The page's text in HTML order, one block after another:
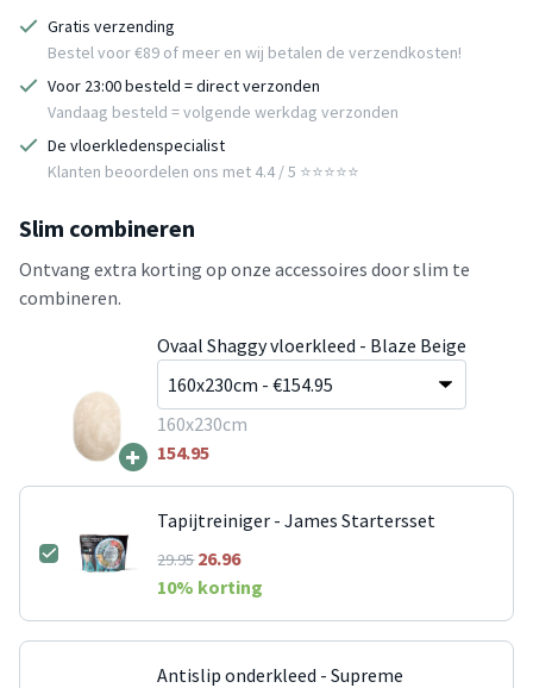
Gratis verzending
Bestel voor €89 of meer en wij betalen de verzendkosten!
Voor 23:00 besteld = direct verzonden
Vandaag besteld = volgende werkdag verzonden
De vloerkledenspecialist
Klanten beoordelen ons met 4.4 / 5 ⭐⭐⭐⭐⭐
Slim combineren
Ontvang extra korting op onze accessoires door slim te
combineren.
+
Ovaal Shaggy vloerkleed - Blaze Beige
160x230cm
154.95
Tapijtreiniger - James Startersset
29.9526.96
10% korting
Antislip onderkleed - Supreme